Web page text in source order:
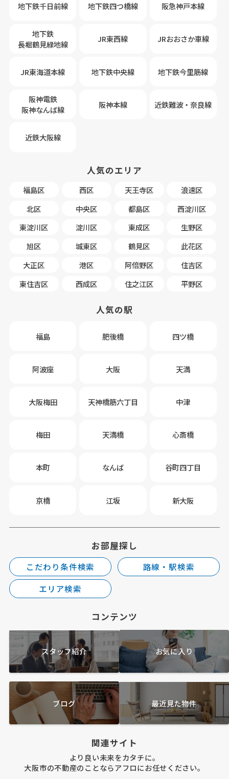
地下鉄千日前線 地下鉄四つ橋線 阪急神戸本線
地下鉄
長堀鶴見緑地線
JR東西線 JRおおさか車線
JR東海道本線 地下鉄中央線 地下鉄今里筋線
阪神電鉄
阪神なんば線
阪神本線 近鉄難波・奈良線
近鉄大阪線
人気のエリア
福島区 西区 天王寺区
浪速区
北区
中央区 都島区
西淀川区
東淀川区
淀川区 東成区
生野区
旭区
城東区 鶴見区
此花区
大正区
港区 阿倍野区
住吉区
東住吉区
西成区 住之江区 平野区
人気の駅
福島 肥後橋 四ツ橋
阿波座 大阪 天満
大阪梅田 天神橋筋六丁目 中津
梅田 天満橋 心斎橋
本町 なんば 谷町四丁目
京橋 江坂 新大阪
お部屋探し
こだわり条件検索
路線・駅検索
エリア検索
コンテンツ
スタッフ紹介 お気に入り
ブログ 最近見た物件
関連サイト
より良い未来をカタチに。
大阪市の不動産のことならアフロにお任せください。